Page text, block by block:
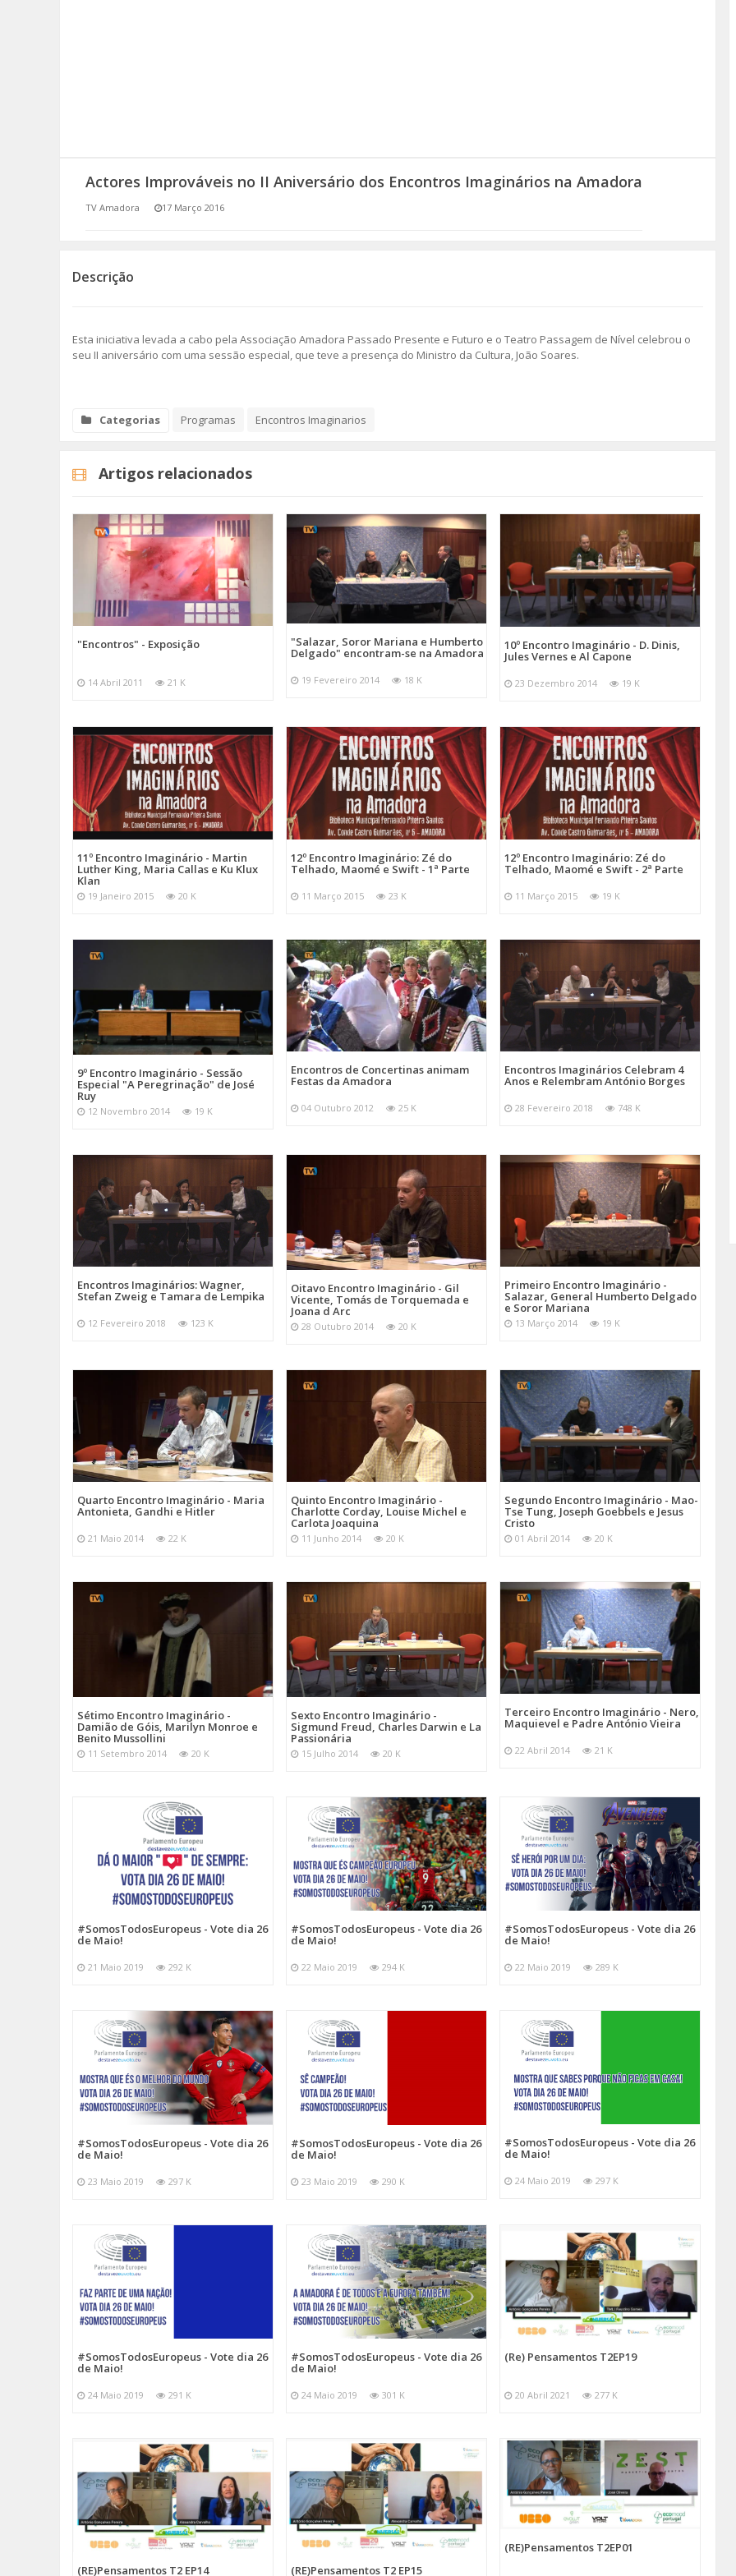
(RE) PENSAMENTOS
Actores Improváveis no II Aniversário dos Encontros Imaginários na Amadora
TV Amadora 17 Março 2016
Descrição
Esta iniciativa levada a cabo pela Associação Amadora Passado Presente e Futuro e o Teatro Passagem de Nível celebrou o
seu II aniversário com uma sessão especial, que teve a presença do Ministro da Cultura, João Soares.
Categorias Programas Encontros Imaginarios
Artigos relacionados
"Encontros" - Exposição
14 Abril 2011 21 K
"Salazar, Soror Mariana e Humberto
Delgado" encontram-se na Amadora
19 Fevereiro 2014 18 K
10º Encontro Imaginário - D. Dinis,
Jules Vernes e Al Capone
23 Dezembro 2014 19 K
11º Encontro Imaginário - Martin
Luther King, Maria Callas e Ku Klux
Klan
19 Janeiro 2015 20 K
12º Encontro Imaginário: Zé do
Telhado, Maomé e Swift - 1ª Parte
11 Março 2015 23 K
12º Encontro Imaginário: Zé do
Telhado, Maomé e Swift - 2ª Parte
11 Março 2015 19 K
9º Encontro Imaginário - Sessão
Especial "A Peregrinação" de José
Ruy
12 Novembro 2014 19 K
Encontros de Concertinas animam
Festas da Amadora
04 Outubro 2012 25 K
Encontros Imaginários Celebram 4
Anos e Relembram António Borges
28 Fevereiro 2018 748 K
Encontros Imaginários: Wagner,
Stefan Zweig e Tamara de Lempika
12 Fevereiro 2018 123 K
Oitavo Encontro Imaginário - Gil
Vicente, Tomás de Torquemada e
Joana d Arc
28 Outubro 2014 20 K
Primeiro Encontro Imaginário -
Salazar, General Humberto Delgado
e Soror Mariana
13 Março 2014 19 K
Quarto Encontro Imaginário - Maria
Antonieta, Gandhi e Hitler
21 Maio 2014 22 K
Quinto Encontro Imaginário -
Charlotte Corday, Louise Michel e
Carlota Joaquina
11 Junho 2014 20 K
Segundo Encontro Imaginário - Mao-
Tse Tung, Joseph Goebbels e Jesus
Cristo
01 Abril 2014 20 K
Sétimo Encontro Imaginário -
Damião de Góis, Marilyn Monroe e
Benito Mussollini
11 Setembro 2014 20 K
Sexto Encontro Imaginário -
Sigmund Freud, Charles Darwin e La
Passionária
15 Julho 2014 20 K
Terceiro Encontro Imaginário - Nero,
Maquievel e Padre António Vieira
22 Abril 2014 21 K
#SomosTodosEuropeus - Vote dia 26
de Maio!
21 Maio 2019 292 K
#SomosTodosEuropeus - Vote dia 26
de Maio!
22 Maio 2019 294 K
#SomosTodosEuropeus - Vote dia 26
de Maio!
22 Maio 2019 289 K
#SomosTodosEuropeus - Vote dia 26
de Maio!
23 Maio 2019 297 K
#SomosTodosEuropeus - Vote dia 26
de Maio!
23 Maio 2019 290 K
#SomosTodosEuropeus - Vote dia 26
de Maio!
24 Maio 2019 297 K
#SomosTodosEuropeus - Vote dia 26
de Maio!
24 Maio 2019 291 K
#SomosTodosEuropeus - Vote dia 26
de Maio!
24 Maio 2019 301 K
(Re) Pensamentos T2EP19
20 Abril 2021 277 K
(RE)Pensamentos T2 EP14 (RE)Pensamentos T2 EP15
(RE)Pensamentos T2EP01